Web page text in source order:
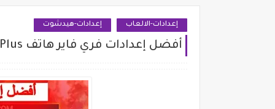
إعدادات-الالعاب إعدادات-هيدشوت
أفضل إعدادات فري فاير هاتف Honor X5c Plus